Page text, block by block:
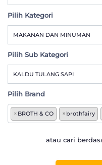
Pilih Kategori
Pilih Sub Kategori
Pilih Brand
× BROTH & CO × brothfairy
atau cari